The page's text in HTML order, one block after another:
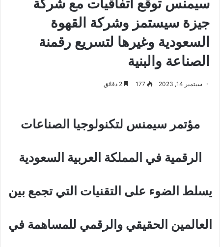
سيمنس توقع اتفاقيات مع شركة
جيزة سيستمز وشركة القهوة
السعودية وغيرها لتسريع رقمنة
الصناعة والبنية
سبتمبر 14, 2023 177
مؤتمر سيمنس لتكنولوجيا الصناعات
الرقمية في المملكة العربية السعودية
يسلط الضوء على التقنيات التي تجمع بين
العالمين الحقيقي والرقمي للمساهمة في